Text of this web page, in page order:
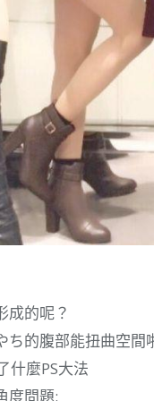
成的呢？
ち的腹部能扭曲空間
什麼PS大法
度問題: